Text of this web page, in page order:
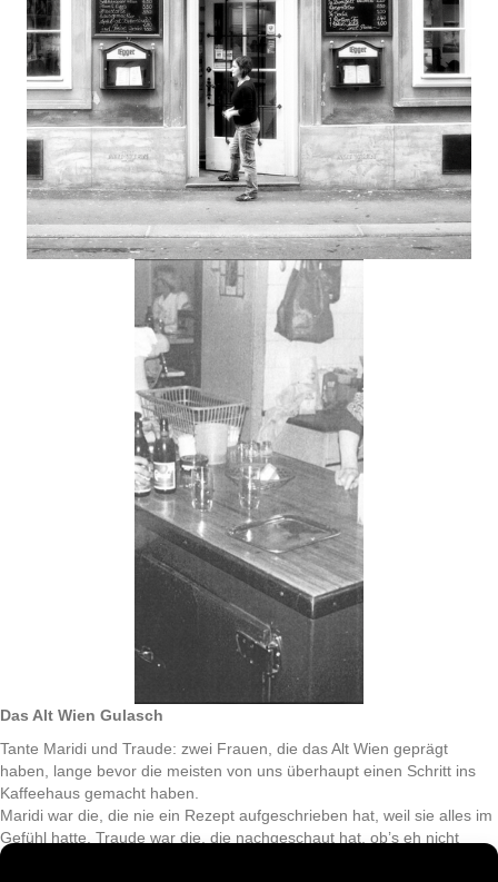
Das Alt Wien Gulasch
Tante Maridi und Traude: zwei Frauen, die das Alt Wien geprägt
haben, lange bevor die meisten von uns überhaupt einen Schritt ins
Kaffeehaus gemacht haben.
Maridi war die, die nie ein Rezept aufgeschrieben hat, weil sie alles im
Gefühl hatte. Traude war die, die nachgeschaut hat, ob’s eh nicht
anbrennt und heimlich das Salz nachgewürzt hat.